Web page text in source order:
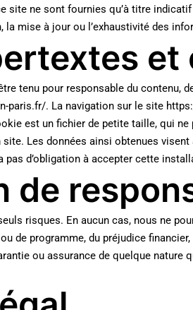
site ne sont fournies qu’à titre
la mise à jour ou l’exhaustivité des
et
tenu pour responsable du contenu,
paris.fr/. La navigation sur le site
est un fichier de petite taille, qui
site. Les données ainsi obtenues
pas d’obligation à accepter cette
de
risques. En aucun cas, nous ne
de programme, du préjudice
ou assurance de quelque